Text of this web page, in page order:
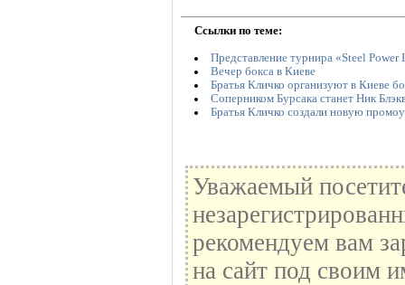
Ссылки по теме:
Представление турнира «Steel Power
Вечер бокса в Киеве
Братья Кличко организуют в Киеве
Соперником Бурсака станет Ник
Братья Кличко создали новую
Уважаемый
рекомендуем вам
на сайт под своим